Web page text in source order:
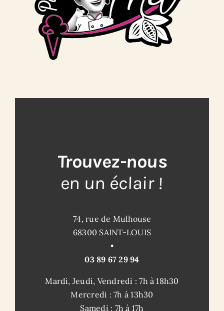
Trouvez-nous
en un éclair !
74, rue de Mulhouse
68300 SAINT-LOUIS
•
03 89 67 29 94
Mardi, Jeudi, Vendredi : 7h à 18h30
Mercredi : 7h à 13h30
Samedi : 7h à 17h